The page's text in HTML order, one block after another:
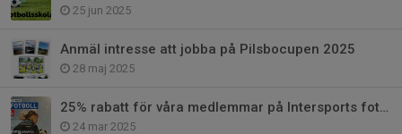
25 jun 2025
Anmäl intresse att jobba på Pilsbocupen 2025
28 maj 2025
25% rabatt för våra medlemmar på Intersports fotbollssortiment
24 mar 2025